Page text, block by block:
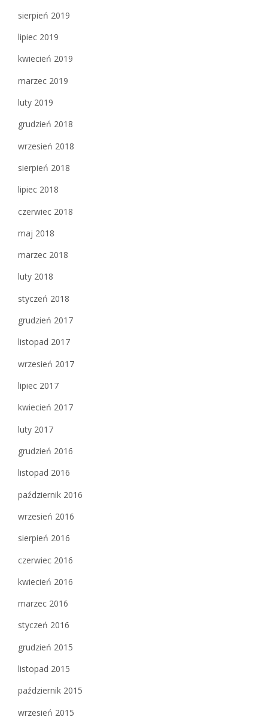
sierpień 2019
lipiec 2019
kwiecień 2019
marzec 2019
luty 2019
grudzień 2018
wrzesień 2018
sierpień 2018
lipiec 2018
czerwiec 2018
maj 2018
marzec 2018
luty 2018
styczeń 2018
grudzień 2017
listopad 2017
wrzesień 2017
lipiec 2017
kwiecień 2017
luty 2017
grudzień 2016
listopad 2016
październik 2016
wrzesień 2016
sierpień 2016
czerwiec 2016
kwiecień 2016
marzec 2016
styczeń 2016
grudzień 2015
listopad 2015
październik 2015
wrzesień 2015